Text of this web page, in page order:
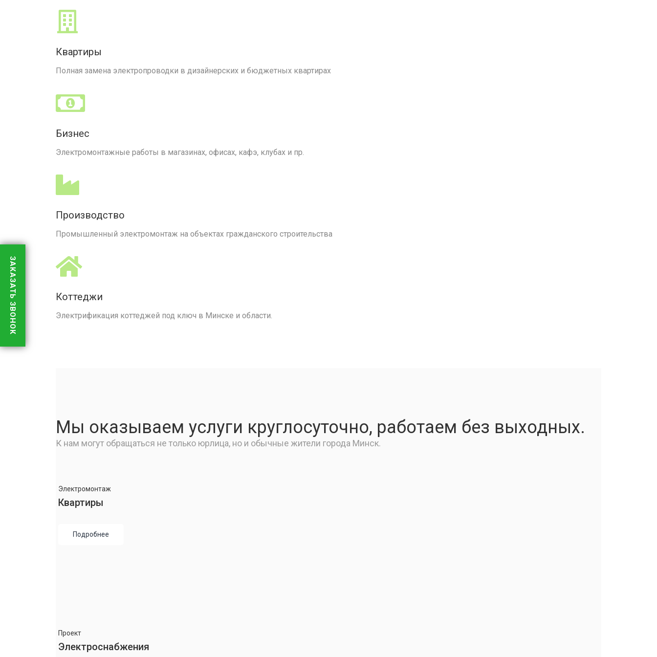
Квартиры
Полная замена электропроводки в дизайнерских и бюджетных квартирах
Бизнес
Электромонтажные работы в магазинах, офисах, кафэ, клубах и пр.
Производство
Промышленный электромонтаж на объектах гражданского строительства
Коттеджи
Электрификация коттеджей под ключ в Минске и области.
Мы оказываем услуги круглосуточно, работаем без выходных.
К нам могут обращаться не только юрлица, но и обычные жители города Минск.
Электромонтаж
Квартиры
Подробнее
Проект
Электроснабжения
ЗАКАЗАТЬ ЗВОНОК